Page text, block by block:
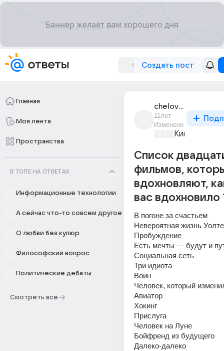
Создать пост
Главная
Моя лента
Пространства
В ТОПЕ НА ОТВЕТАХ
Информационные технологии
А сейчас что-то совсем другое
О любви без купюр
Философский вопрос
Политические дебаты
Смотреть все
chelovek_122
11лет
Изменено
Киномания
Список
фильмов,
вдохновляют,
вас вдохновило
В погоне за счастьем
Невероятная жизнь
Пробуждение
Есть мечты — будут и
Социальная сеть
Три идиота
Воин
Человек, который
Авиатор
Хокинг
Прислуга
Человек на Луне
Бойфренд из будущего
Далеко-далеко